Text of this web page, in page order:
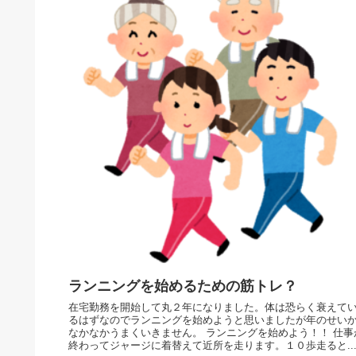
ランニングを始めるための筋トレ？
在宅勤務を開始して丸２年になりました。体は恐らく衰えて
るはずなのでランニングを始めようと思いましたが年のせい
なかなかうまくいきません。 ランニングを始めよう！！ 仕事
終わってジャージに着替えて近所を走ります。１０歩走ると...